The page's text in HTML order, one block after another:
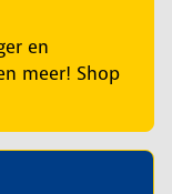
en
meer! Shop